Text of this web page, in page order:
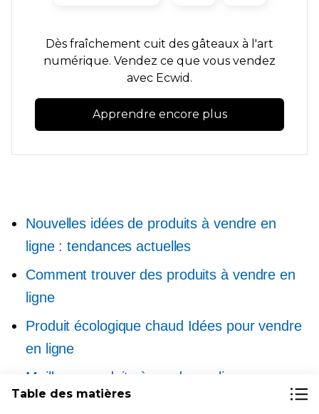
Dès fraîchement cuit des gâteaux à l'art
numérique. Vendez ce que vous vendez
avec Ecwid.
Apprendre encore plus
Nouvelles idées de produits à vendre en
ligne : tendances actuelles
Comment trouver des produits à vendre en
ligne
Produit écologique chaud Idées pour vendre
en ligne
Meilleurs produits à vendre en ligne
Comment trouver des produits tendance à
Table des matières